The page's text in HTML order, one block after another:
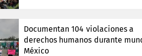
Documentan 104 violaciones a
derechos humanos durante
México